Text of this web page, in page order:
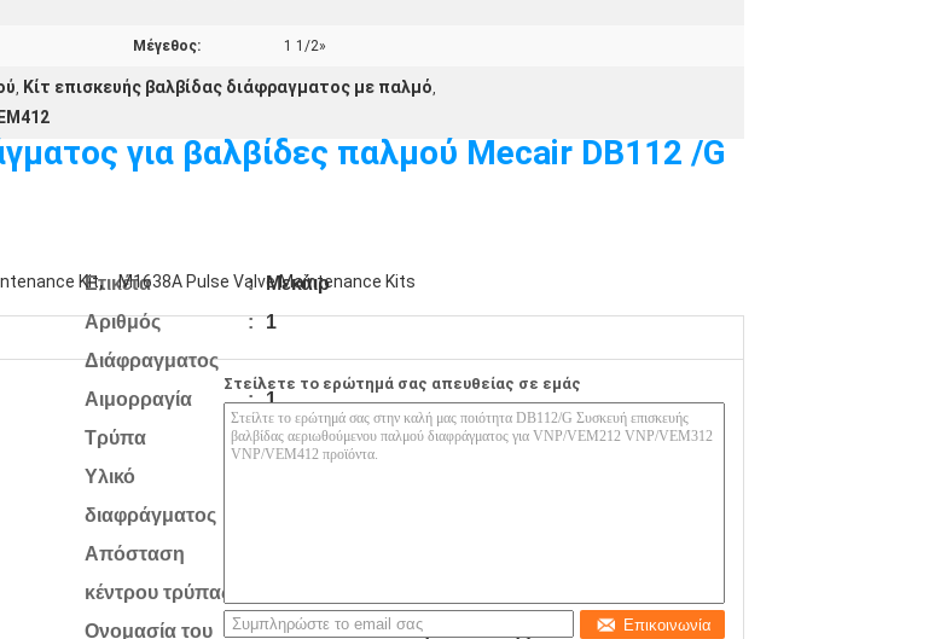
Μέγεθος: 1 1/2»
, Κίτ επισκευής βαλβίδας διάφραγματος με παλμό,
για βαλβίδες παλμού Mecair DB112 /G
Ετικέτα : Μεκάιρ
Αριθμός
Διάφραγματος
: 1
Αιμορραγία
Τρύπα
: 1
Υλικό
διαφράγματος
Απόσταση
κέντρου τρύπας
Ονομασία του
: DB112/G Συσκευή επισκευής
Kit, M1638A Pulse Valve Maintenance Kits
Στείλετε το ερώτημά σας απευθείας σε εμάς
Επικοινωνία